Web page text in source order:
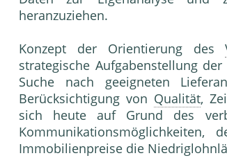
heranzuziehen.
Konzept der Orientierung des
strategische Aufgabenstellung der
Suche nach geeigneten
Berücksichtigung von Qualität,
sich heute auf Grund des
Kommunikationsmöglichkeiten,
Immobilienpreise die